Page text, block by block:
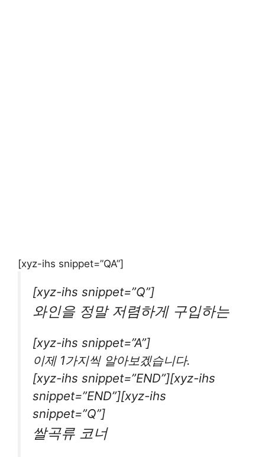
[xyz-ihs snippet=”QA”]
[xyz-ihs snippet=”Q”]
와인을 정말 저렴하게 구입하는
[xyz-ihs snippet=”A”]
이제 1가지씩 알아보겠습니다.
[xyz-ihs snippet=”END”][xyz-ihs
snippet=”END”][xyz-ihs
snippet=”Q”]
쌀곡류 코너